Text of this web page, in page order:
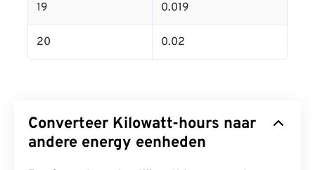
19 0.019
20 0.02
Converteer Kilowatt-hours naar
andere energy eenheden